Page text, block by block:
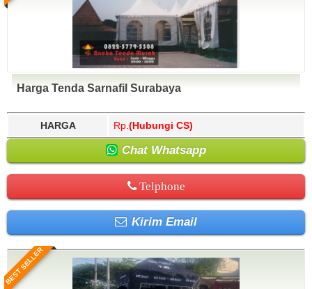
Harga Tenda Sarnafil Surabaya
HARGA Rp. (Hubungi CS)
Chat Whatsapp
Telphone
Kirim Email
BEST SELLER